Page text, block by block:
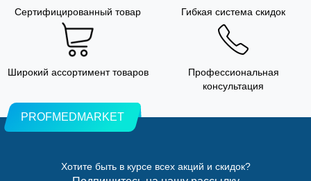
Сертифицированный товар Гибкая система скидок
Широкий ассортимент товаров
Профессиональная
консультация
PROFMEDMARKET
Хотите быть в курсе всех акций и скидок?